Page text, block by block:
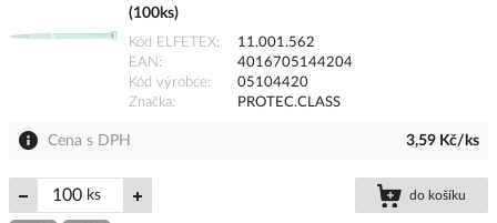
(100ks)
Kód ELFETEX
11.001.562
EAN
4016705144204
Kód výrobce
05104420
Značka
PROTEC.CLASS
Cena s DPH 3,59 Kč/ks
ks do košíku